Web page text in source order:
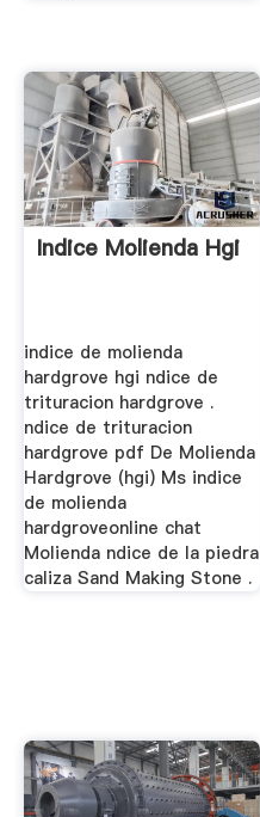
Indice Molienda Hgi
indice de molienda
hardgrove hgi ndice de
trituracion hardgrove .
ndice de trituracion
hardgrove pdf De Molienda
Hardgrove (hgi) Ms indice
de molienda
hardgroveonline chat
Molienda ndice de la piedra
caliza Sand Making Stone .